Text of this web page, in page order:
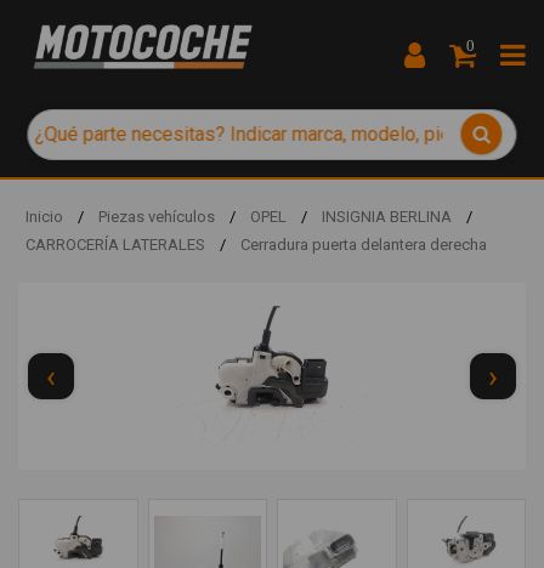
0
Inicio / Piezas vehículos / OPEL / INSIGNIA BERLINA
/
CARROCERÍA LATERALES
/ Cerradura puerta delantera derecha
‹ ›